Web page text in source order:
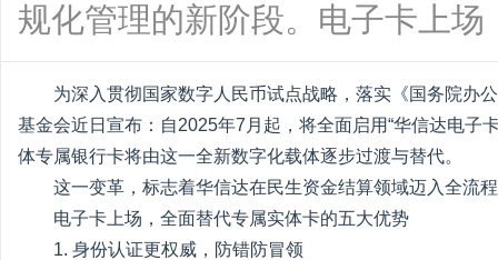
规化管理的新阶段。电子卡上场
为深入贯彻国家数字人民币试点战略，落实《国务院办
基金会近日宣布：自2025年7月起，将全面启用“华信达电子
体专属银行卡将由这一全新数字化载体逐步过渡与替代。
这一变革，标志着华信达在民生资金结算领域迈入全流
电子卡上场，全面替代专属实体卡的五大优势
1. 身份认证更权威，防错防冒领